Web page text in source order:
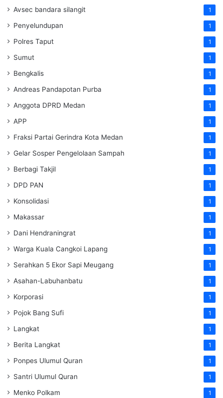
Avsec bandara silangit 1
Penyelundupan 1
Polres Taput 1
Sumut 1
Bengkalis 1
Andreas Pandapotan Purba 1
Anggota DPRD Medan 1
APP 1
Fraksi Partai Gerindra Kota Medan 1
Gelar Sosper Pengelolaan Sampah 1
Berbagi Takjil 1
DPD PAN 1
Konsolidasi 1
Makassar 1
Dani Hendraningrat 1
Warga Kuala Cangkoi Lapang 1
Serahkan 5 Ekor Sapi Meugang 1
Asahan-Labuhanbatu 1
Korporasi 1
Pojok Bang Sufi 1
Langkat 1
Berita Langkat 1
Ponpes Ulumul Quran 1
Santri Ulumul Quran 1
Menko Polkam 1